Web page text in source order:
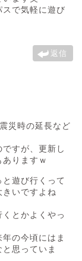
で気軽に遊び
返信
災時の延長など
すが、更新し
りますｗ
遊び行くって
いですよね
とかよくやっ
の今頃にはま
思っていま